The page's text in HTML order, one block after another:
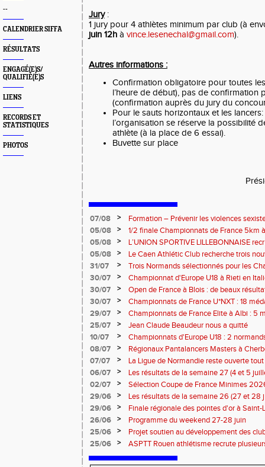
--
CALENDRIER SIFFA
RÉSULTATS
ENGAGÉ(E)S/
QUALIFIÉ(E)S
LIENS
RECORDS ET
STATISTIQUES
PHOTOS
Jury:
1 jury pour 4 athlètes minimum par club (à
juin 12h à vince.lesenechal@gmail.com).
Autres informations :
Confirmation obligatoire pour toutes
l’heure de début), pas de confirmation
(confirmation auprès du jury du
Pour le sauts horizontaux et les
l’organisation se réserve la possibilité
athlète (à la place de 6 essai).
Buvette sur place
07/08 >
Formation – Prévenir les violences
: le 26 septembre 2026
05/08 >
1/2 finale Championnats de France 5km
13 septembre 2026 : les informations
05/08 >
L’UNION SPORTIVE LILLEBONNAISE
rentrée 2026
05/08 >
Le Caen Athlétic Club recherche trois
civique à compter de septembre 2026
31/07 >
Trois Normands sélectionnés pour les
Eugene !
30/07 >
Championnat d'Europe U18 à Rieti en
normands
30/07 >
Open de France à Blois : de beaux
30/07
>
Championnats de France U*NXT : 18
29/07
>
Championnats de France Elite à Albi : 5
titres !
25/07 >
Jean Claude Beaudeur nous a quitté
10/07
>
Championnats d'Europe U18 : 2
08/07
>
Régionaux Pantalancers Masters à
07/07
>
La Ligue de Normandie reste ouverte tout
06/07
>
Les résultats de la semaine 27 (4 et 5
02/07
>
Sélection Coupe de France Minimes
29/06
>
Les résultats de la semaine 26 (27 et 28
29/06
>
Finale régionale des pointes d'or à
informations
26/06 >
Programme du weekend 27-28 juin
25/06
>
Projet soutien au développement des
25/06
> ASPTT Rouen athlétisme recrute